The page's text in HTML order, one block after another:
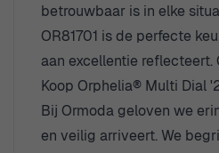
betrouwbaar is in elke
OR81701 is de perfecte
aan excellentie
Koop Orphelia® Multi Dial
Bij Ormoda geloven we
en veilig arriveert. We